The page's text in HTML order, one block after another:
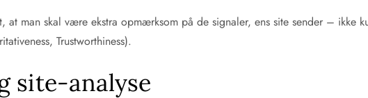
at man skal være ekstra opmærksom på de signaler, ens site sender – ikke
Trustworthiness).
site-analyse